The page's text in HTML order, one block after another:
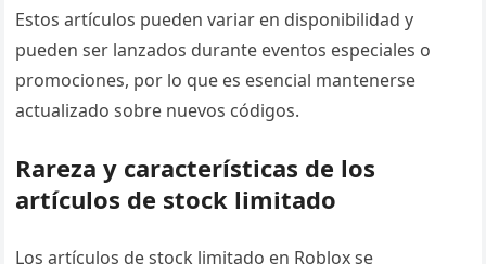
Estos artículos pueden variar en disponibilidad y
pueden ser lanzados durante eventos especiales o
promociones, por lo que es esencial mantenerse
actualizado sobre nuevos códigos.
Rareza y características de los
artículos de stock limitado
Los artículos de stock limitado en Roblox se